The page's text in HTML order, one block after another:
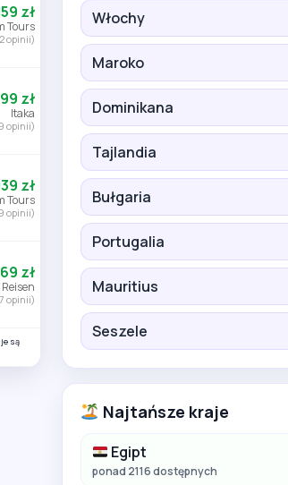
zł
Tours
opinii)
zł
Itaka
opinii)
zł
Tours
opinii)
zł
Reisen
opinii)
są
Włochy
Maroko
Dominikana
Tajlandia
Bułgaria
Portugalia
Mauritius
Seszele
Najtańsze kraje
Egipt
ponad 2116 dostępnych